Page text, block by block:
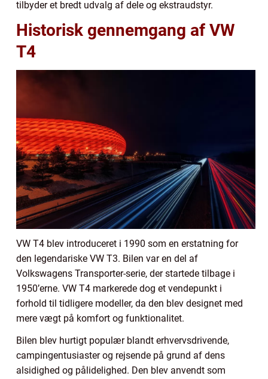
tilbyder et bredt udvalg af dele og ekstraudstyr.
Historisk gennemgang af VW
T4
VW T4 blev introduceret i 1990 som en erstatning for
den legendariske VW T3. Bilen var en del af
Volkswagens Transporter-serie, der startede tilbage i
1950’erne. VW T4 markerede dog et vendepunkt i
forhold til tidligere modeller, da den blev designet med
mere vægt på komfort og funktionalitet.
Bilen blev hurtigt populær blandt erhvervsdrivende,
campingentusiaster og rejsende på grund af dens
alsidighed og pålidelighed. Den blev anvendt som